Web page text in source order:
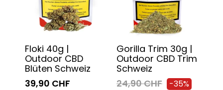
Floki 40g |
Outdoor CBD
Blüten Schweiz
39,90 CHF
Gorilla Trim 30g |
Outdoor CBD Trim
Schweiz
24,90 CHF
-35%